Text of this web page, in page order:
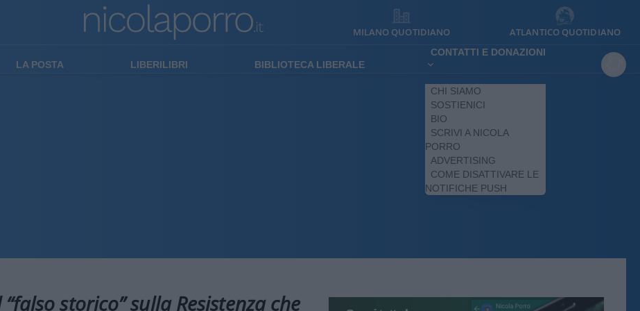
MILANO QUOTIDIANO ATLANTICO QUOTIDIANO
LA POSTA LIBERILIBRI BIBLIOTECA LIBERALE
CONTATTI E DONAZIONI
CHI SIAMO
SOSTIENICI
BIO
SCRIVI A NICOLA
PORRO
ADVERTISING
COME DISATTIVARE LE
NOTIFICHE PUSH
“falso storico” sulla Resistenza che